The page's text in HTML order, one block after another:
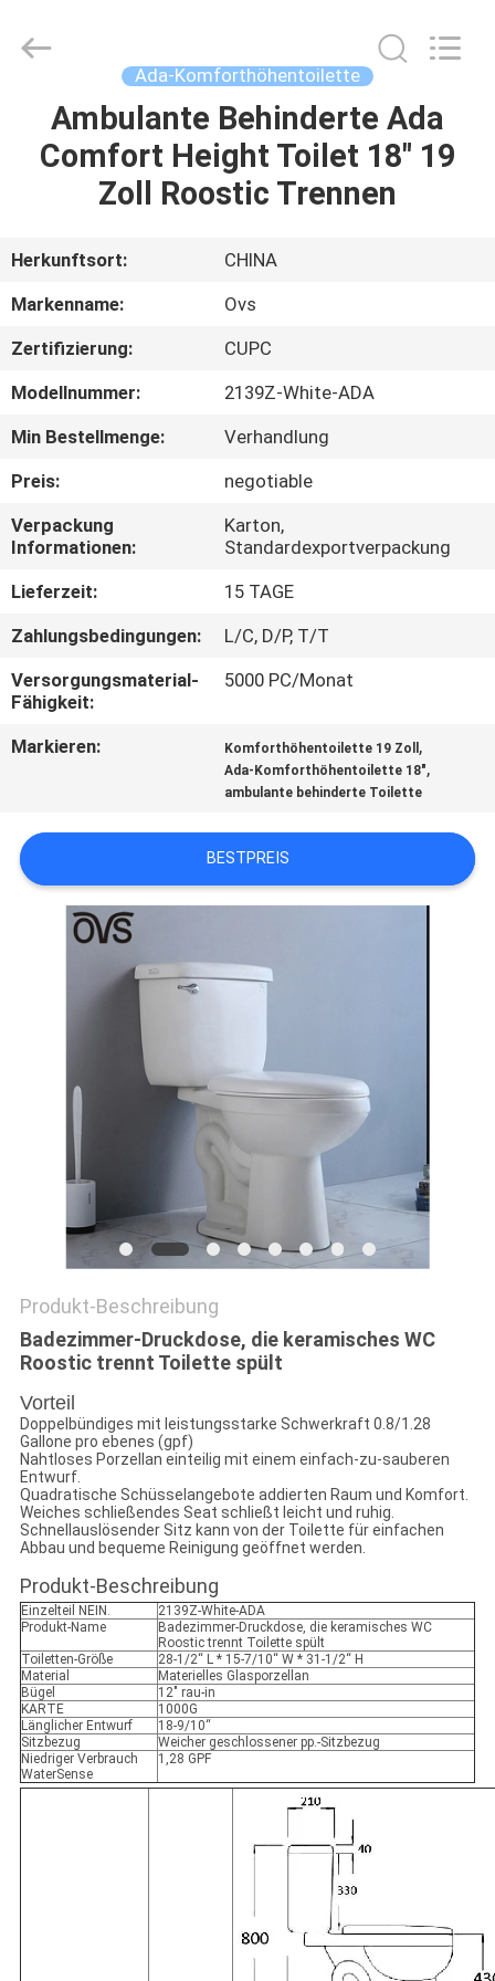
HAUS
PRODUKTE
ÜBER
UNS
FABRIK-
AUSFLUG
QUALITÄTSKONTROLLE
TRETEN
SIE
MIT
IN
VERBINDUNG
FÄLLE
SITEMAP
Ada-Komforthöhentoilette
Ambulante Behinderte Ada
Comfort Height Toilet 18" 19
Zoll Roostic Trennen
Herkunftsort:
CHINA
Markenname:
Ovs
Zertifizierung:
CUPC
Modellnummer:
2139Z-White-ADA
Min Bestellmenge:
Verhandlung
Preis:
negotiable
Verpackung
Informationen:
Karton,
Standardexportverpackung
Lieferzeit:
15 TAGE
Zahlungsbedingungen:
L/C, D/P, T/T
Versorgungsmaterial-
Fähigkeit:
5000 PC/Monat
Markieren: Komforthöhentoilette 19 Zoll ,
Ada-Komforthöhentoilette 18",
ambulante behinderte Toilette
BESTPREIS
Produkt-Beschreibung
Badezimmer-Druckdose, die keramisches WC
Roostic trennt Toilette spült
Vorteil
Doppelbündiges mit leistungsstarke Schwerkraft 0.8/1.28
Gallone pro ebenes (gpf)
Nahtloses Porzellan einteilig mit einem einfach-zu-sauberen
Entwurf.
Quadratische Schüsselangebote addierten Raum und Komfort.
Weiches schließendes Seat schließt leicht und ruhig.
Schnellauslösender Sitz kann von der Toilette für einfachen
Abbau und bequeme Reinigung geöffnet werden.
Produkt-Beschreibung
Einzelteil NEIN.
2139Z-White-ADA
Produkt-Name
Badezimmer-Druckdose, die keramisches WC
Roostic trennt Toilette spült
Toiletten-Größe
28-1/2“ L * 15-7/10“ W * 31-1/2“ H
Material
Materielles Glasporzellan
Bügel
12" rau-in
KARTE
1000G
Länglicher Entwurf
18-9/10“
Sitzbezug
Weicher geschlossener pp.-Sitzbezug
Niedriger Verbrauch
WaterSense
1,28 GPF